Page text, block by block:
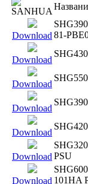
Download 81-
Download
Download
Download
Download
Download PSU
Download 101HA